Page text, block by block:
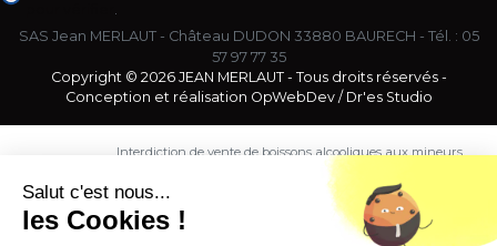
.
SAS Jean MERLAUT - Château DUDON 33880 BAURECH - Tél. : 05
57 97 77 35
Copyright © 2026 JEAN MERLAUT - Tous droits réservés -
Conception et réalisation OpWebDev/ Dr'es Studio
Interdiction de vente de boissons alcooliques aux mineurs
est exigée au moment de la vente en ligne.
CODE DE LA SANTE PUBLIQUE, ART. L. 3342-1 et L. 3353-3
L'abus d'alcool est dangereux pour la santé. Sachez
Salut c'est nous...
les Cookies !